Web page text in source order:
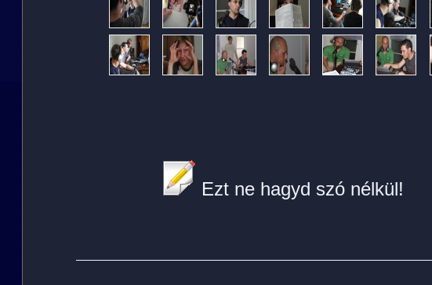
Ezt ne hagyd szó nélkül!